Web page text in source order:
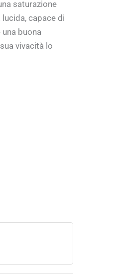
saturazione
capace di
buona
vivacità lo